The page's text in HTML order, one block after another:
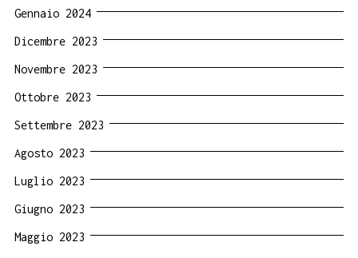
Gennaio 2024
Dicembre 2023
Novembre 2023
Ottobre 2023
Settembre 2023
Agosto 2023
Luglio 2023
Giugno 2023
Maggio 2023